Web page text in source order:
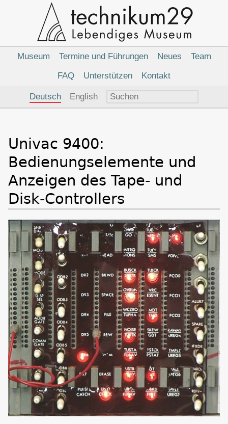
Univac 9400:
Bedienungselemente und
Anzeigen des Tape- und
Disk-Controllers
Hauptnavigation
Museum Termine und Führungen Neues
Team
FAQ
Unterstützen Kontakt
Sprachauswahl
Deutsch English